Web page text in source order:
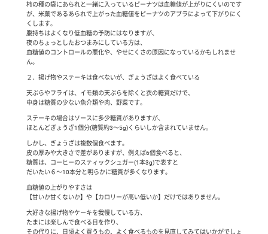
柿の種の袋にあられと一緒に入っているピーナツは血糖値が上がりにくいのです
が、米菓であるあられで上がった血糖値をピーナツのアブラによって下がりにく
くします。
腹持ちはよくなり低血糖の予防にはなりますが、
夜のちょっとしたおつまみにしている方は、
血糖値のコントロールの悪化や、やせにくさの原因になっているかもしれませ
ん。
２．揚げ物やステーキは食べないが、ぎょうざはよく食べている
天ぷらやフライは、イモ類の天ぷらを除くと衣の糖質だけで、
中身は糖質の少ない魚介類や肉、野菜です。
ステーキの場合はソースに多少糖質がありますが、
ほとんどぎょうざ1個分(糖質約3～5g)くらいしか含まれていません。
しかし、ぎょうざは複数個食べます。
皮の厚みや大きさで差がありますが、例えば6個食べると、
糖質は、コーヒーのスティックシュガー(1本3g)で表すと
だいたい６～10本分と明らかに糖質が多くなります。
血糖値の上がりやすさは
【甘いか甘くないか】や【カロリーが高い低いか】だけではありません。
大好きな揚げ物やケーキを我慢している方、
たまには楽しんで食べる日を作り、
その代りに、日頃よく買うもの、よく食べるものを見直してみてはいかがでしょ